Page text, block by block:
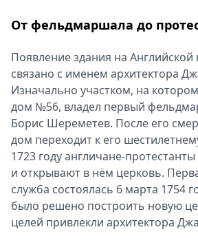
От фельдмаршала до
Появление здания на
связано с именем архитектора
Изначально участком, на
дом №56, владел первый
Борис Шереметев. После его
дом переходит к его
1723 году англичане-
и открывают в нём церковь.
служба состоялась 6 марта 1754
было решено построить новую
целей привлекли архитектора